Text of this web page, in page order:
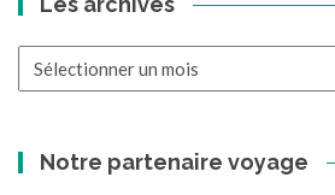
Notre partenaire voyage